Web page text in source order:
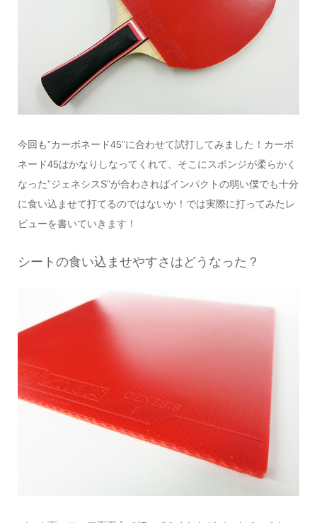
今回も”カーボネード45”に合わせて試打してみました！カーボ
ネード45はかなりしなってくれて、そこにスポンジが柔らかく
なった”ジェネシスS”が合わさればインパクトの弱い僕でも十分
に食い込ませて打てるのではないか！では実際に打ってみたレ
ビューを書いていきます！
シートの食い込ませやすさはどうなった？